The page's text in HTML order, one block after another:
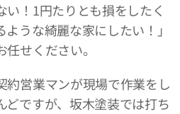
！1円たりとも損をしたく
うな綺麗な家にしたい！」
せください。
約営業マンが現場で作業をし
どですが、坂木塗装では打ち